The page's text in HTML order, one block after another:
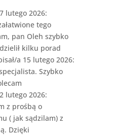
lutego 2026:
tego
pan Oleh szybko
kilku porad
a 15 lutego 2026:
Szybko
lutego 2026:
z prośbą o
( jak sądzilam) z
Dzięki